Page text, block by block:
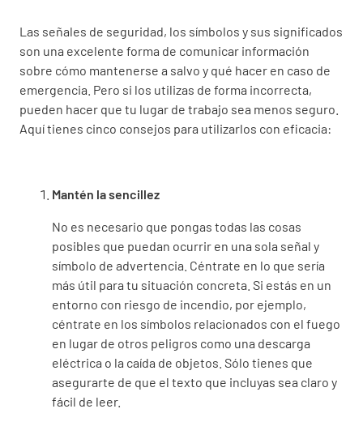
Las señales de seguridad, los símbolos y sus significados
son una excelente forma de comunicar información
sobre cómo mantenerse a salvo y qué hacer en caso de
emergencia. Pero si los utilizas de forma incorrecta,
pueden hacer que tu lugar de trabajo sea menos seguro.
Aquí tienes cinco consejos para utilizarlos con eficacia:
Mantén la sencillez
No es necesario que pongas todas las cosas
posibles que puedan ocurrir en una sola señal y
símbolo de advertencia. Céntrate en lo que sería
más útil para tu situación concreta. Si estás en un
entorno con riesgo de incendio, por ejemplo,
céntrate en los símbolos relacionados con el fuego
en lugar de otros peligros como una descarga
eléctrica o la caída de objetos. Sólo tienes que
asegurarte de que el texto que incluyas sea claro y
fácil de leer.